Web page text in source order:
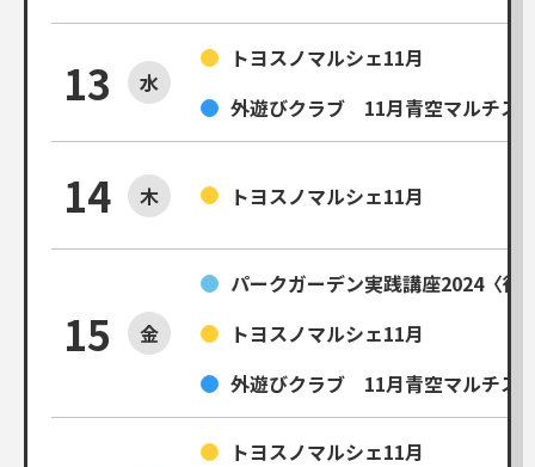
13 水
トヨスノマルシェ11月
外遊びクラブ 11月青空マルチス
14 木 トヨスノマルシェ11月
15 金
パークガーデン実践講座2024〈
トヨスノマルシェ11月
外遊びクラブ 11月青空マルチス
トヨスノマルシェ11月